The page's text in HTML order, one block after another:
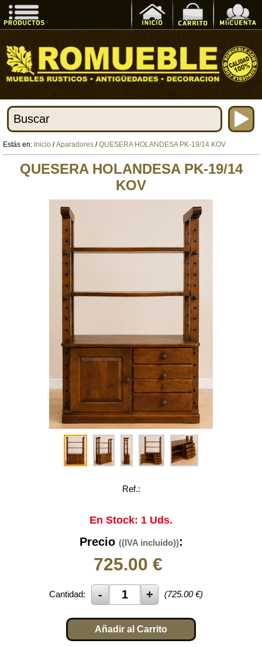
Estás en: Inicio /Aparadores /QUESERA HOLANDESA PK-19/14 KOV
QUESERA HOLANDESA PK-19/14
KOV
Ref.:
En Stock: 1 Uds.
Precio ((IVA incluido)):
725.00 €
Cantidad: (725.00€)
Añadir al Carrito